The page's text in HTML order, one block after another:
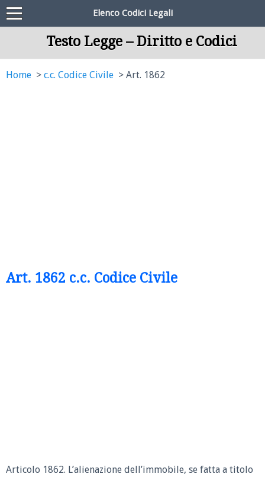
Elenco Codici Legali
Testo Legge – Diritto e Codici
Home c.c. Codice Civile Art. 1862
Art. 1862 c.c. Codice Civile
Articolo 1862. L’alienazione dell’immobile, se fatta a titolo